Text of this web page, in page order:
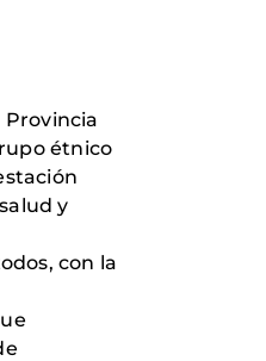
Provincia
étnico
y
con la